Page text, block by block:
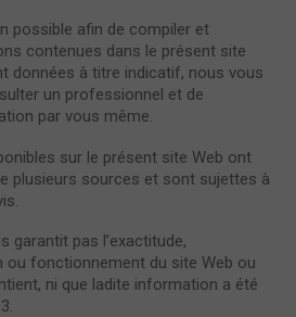
possible afin de compiler et
contenues dans le présent site
données à titre indicatif, nous vous
un professionnel et de
par vous même.
sur le présent site Web ont
plusieurs sources et sont sujettes à
garantit pas l’exactitude,
ou fonctionnement du site Web ou
ni que ladite information a été